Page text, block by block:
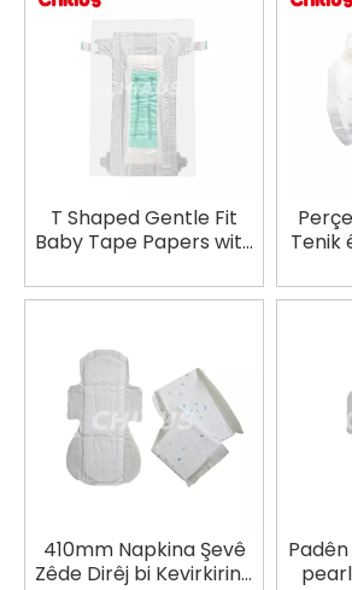
T Shaped Gentle Fit
Baby Tape Papers with
Tenik
410mm Napkina Şevê
Zêde Dirêj bi Kevirkirina